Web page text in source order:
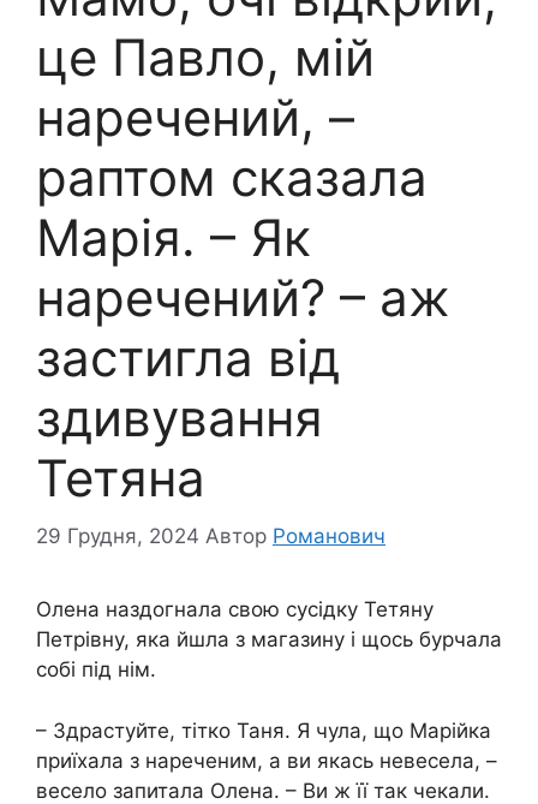
це Павло, мій
наречений, –
раптом сказала
Марія. – Як
наречений? – аж
застигла від
здивування
Тетяна
29 Грудня, 2024 Автор Романович
Олена наздогнала свою сусідку Тетяну
Петрівну, яка йшла з магазину і щось бурчала
собі під нім.
– Здрастуйте, тітко Таня. Я чула, що Марійка
приїхала з нареченим, а ви якась невесела, –
весело запитала Олена. – Ви ж її так чекали.